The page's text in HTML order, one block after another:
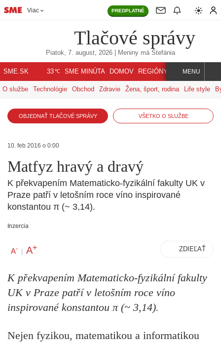
Viac PREDPLATNÉ
Tlačové správy
Piatok, 7. august, 2026 | Meniny má Štefánia
SME.SK 33℃ SME MINÚTA DOMOV REGIÓNY INDEX SVET
MENU
O službe Technológie Obchod Zdravie Žena, šport, rodina Life style
OBJEDNAŤ TLAČOVÉ SPRÁVY VŠETKO O SLUŽBE
10. feb 2016 o 0:00
Matfyz hravý a dravý
K překvapením Matematicko-fyzikální fakulty UK v
Praze patří v letošním roce víno inspirované
konstantou π (~ 3,14).
Inzercia
A- | A+ ZDIEĽAŤ
K překvapením Matematicko-fyzikální fakulty
UK v Praze patří v letošním roce víno
inspirované konstantou π (~ 3,14).
Nejen fyzikou, matematikou a informatikou